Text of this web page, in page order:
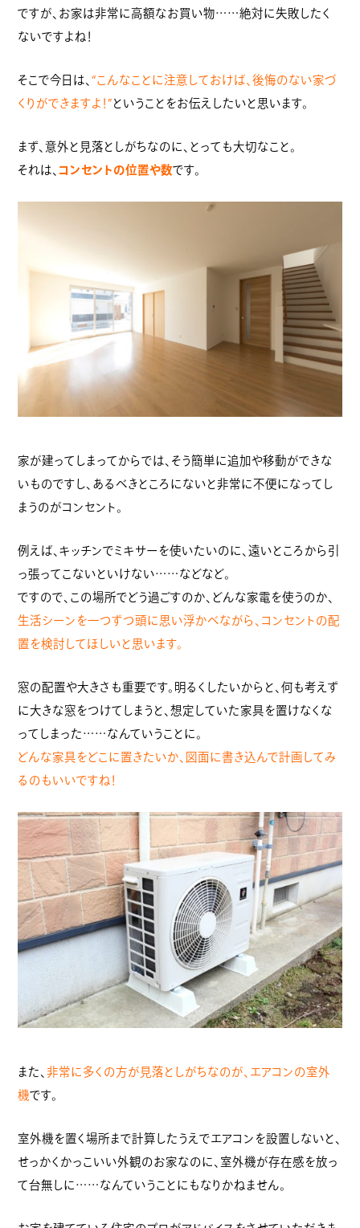
ですが、お家は非常に高額なお買い物……絶対に失敗したく
ないですよね！
そこで今日は、“こんなことに注意しておけば、後悔のない家づ
くりができますよ！” ということをお伝えしたいと思います。
まず、意外と見落としがちなのに、とっても大切なこと。
それは、 コンセントの位置や数です。
家が建ってしまってからでは、そう簡単に追加や移動ができな
いものですし、あるべきところにないと非常に不便になってし
まうのがコンセント。
例えば、キッチンでミキサーを使いたいのに、遠いところから引
っ張ってこないといけない……などなど。
ですので、この場所でどう過ごすのか、どんな家電を使うのか、
生活シーンを一つずつ頭に思い浮かべながら、コンセントの配
置を検討してほしいと思います。
窓の配置や大きさも重要です。明るくしたいからと、何も考えず
に大きな窓をつけてしまうと、想定していた家具を置けなくな
ってしまった……なんていうことに。
どんな家具をどこに置きたいか、図面に書き込んで計画してみ
るのもいいですね！
また、非常に多くの方が見落としがちなのが、エアコンの室外
機です。
室外機を置く場所まで計算したうえでエアコンを設置しないと、
せっかくかっこいい外観のお家なのに、室外機が存在感を放っ
て台無しに……なんていうことにもなりかねません。